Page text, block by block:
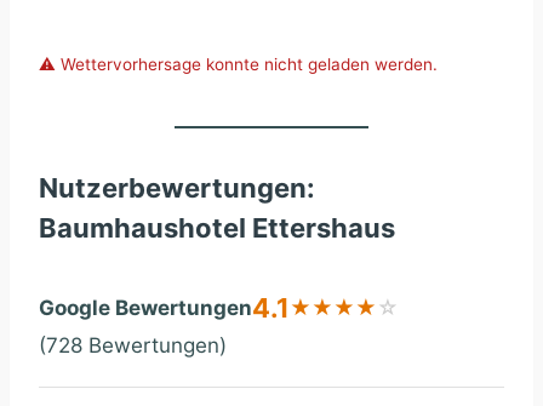
⚠️ Wettervorhersage konnte nicht geladen werden.
Nutzerbewertungen:
Baumhaushotel Ettershaus
Google Bewertungen4.1 ★ ★ ★ ★ ☆
(728 Bewertungen)